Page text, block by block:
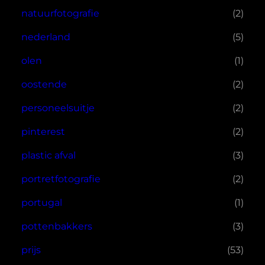
natuurfotografie (2)
nederland (5)
olen (1)
oostende (2)
personeelsuitje (2)
pinterest (2)
plastic afval (3)
portretfotografie (2)
portugal (1)
pottenbakkers (3)
prijs (53)